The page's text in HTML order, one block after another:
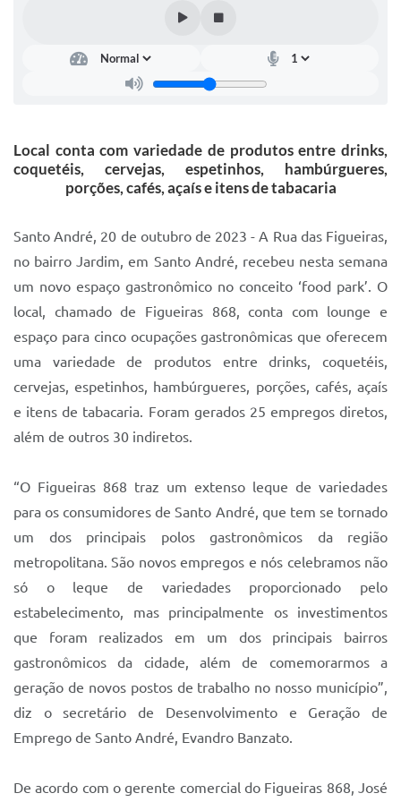
Legislação
Lei de acesso à informação
Mobilidade Urbana Sustentável
Ouvidoria da Cidade
Passe Escolar
Parque Escola
Quadra Fiscal
Sistema Colab
Autarquias
Local conta com variedade de produtos entre drinks,
coquetéis, cervejas, espetinhos, hambúrgueres,
porções, cafés, açaís e itens de tabacaria
Santo André, 20 de outubro de 2023 - A Rua das Figueiras,
no bairro Jardim, em Santo André, recebeu nesta semana
um novo espaço gastronômico no conceito ‘food park’. O
local, chamado de Figueiras 868, conta com lounge e
espaço para cinco ocupações gastronômicas que oferecem
uma variedade de produtos entre drinks, coquetéis,
cervejas, espetinhos, hambúrgueres, porções, cafés, açaís
e itens de tabacaria. Foram gerados 25 empregos diretos,
além de outros 30 indiretos.
“O Figueiras 868 traz um extenso leque de variedades
para os consumidores de Santo André, que tem se tornado
um dos principais polos gastronômicos da região
metropolitana. São novos empregos e nós celebramos não
só o leque de variedades proporcionado pelo
estabelecimento, mas principalmente os investimentos
que foram realizados em um dos principais bairros
gastronômicos da cidade, além de comemorarmos a
geração de novos postos de trabalho no nosso município”,
diz o secretário de Desenvolvimento e Geração de
Emprego de Santo André, Evandro Banzato.
De acordo com o gerente comercial do Figueiras 868, José